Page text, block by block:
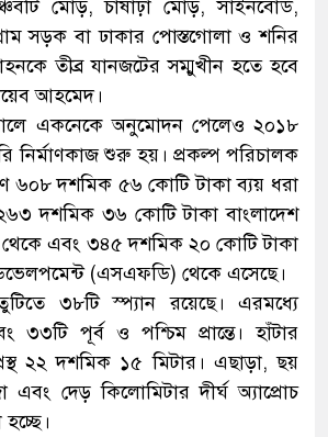
মোড়, চাষাঢ়া মোড়, সাইনবোর্ড,
সড়ক বা ঢাকার পোস্তগোলা ও শনির
তীব্র যানজটের সম্মুখীন হতে হবে
আহমেদ।
একনেকে অনুমোদন পেলেও ২০১৮
নির্মাণকাজ শুরু হয়। প্রকল্প পরিচালক
৬০৮ দশমিক ৫৬ কোটি টাকা ব্যয় ধরা
দশমিক ৩৬ কোটি টাকা বাংলাদেশ
এবং ৩৪৫ দশমিক ২০ কোটি টাকা
(এসএফডি) থেকে এসেছে।
৩৮টি স্প্যান রয়েছে। এরমধ্যে
৩৩টি পূর্ব ও পশ্চিম প্রান্তে। হাঁটার
২২ দশমিক ১৫ মিটার। এছাড়া, ছয়
এবং দেড় কিলোমিটার দীর্ঘ অ্যাপ্রোচ